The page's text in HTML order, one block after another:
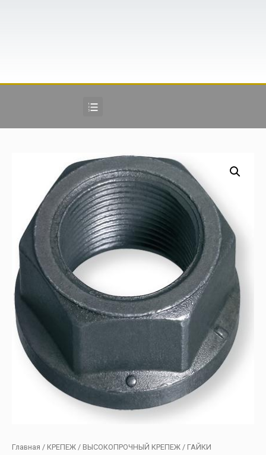
Главная / КРЕПЕЖ / ВЫСОКОПРОЧНЫЙ КРЕПЕЖ / ГАЙКИ